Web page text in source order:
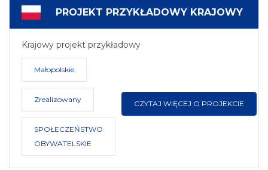
PROJEKT PRZYKŁADOWY KRAJOWY
Krajowy projekt przykładowy
Małopolskie
Zrealizowany
SPOŁECZEŃSTWO
OBYWATELSKIE
CZYTAJ WIĘCEJ O PROJEKCIE